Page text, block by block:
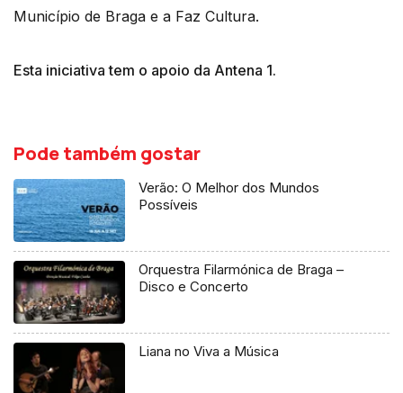
Município de Braga e a Faz Cultura.
Esta iniciativa tem o apoio da Antena 1.
Pode também gostar
Verão: O Melhor dos Mundos
Possíveis
Orquestra Filarmónica de Braga –
Disco e Concerto
Liana no Viva a Música